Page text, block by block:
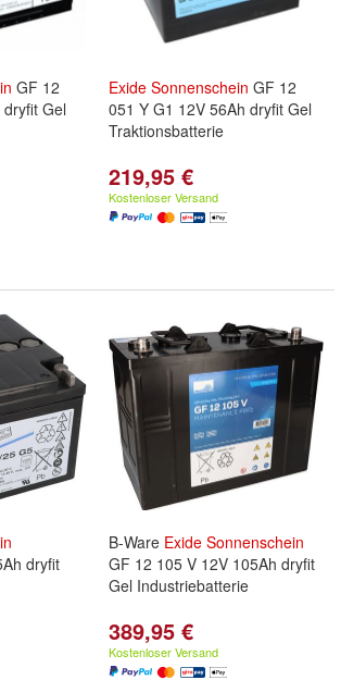
GF 12
Gel
Exide Sonnenschein GF 12
051 Y G1 12V 56Ah dryfit Gel
Traktionsbatterie
219,95 €
Kostenloser Versand
dryfit
B-Ware Exide Sonnenschein
GF 12 105 V 12V 105Ah dryfit
Gel Industriebatterie
389,95 €
Kostenloser Versand